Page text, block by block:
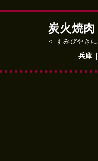
炭火焼
＜ すみびやき
兵庫